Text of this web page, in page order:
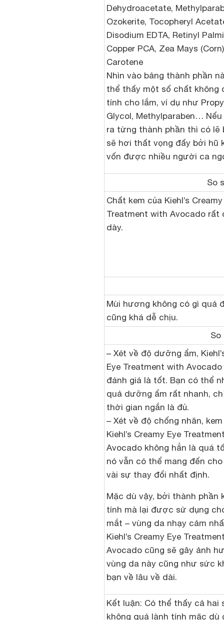
Dehydroacetate,
Ozokerite, Tocopheryl
Disodium EDTA, Retinyl
Copper PCA, Zea Mays
Carotene
Nhìn vào bảng thành phần
thể thấy một số chất không
tính cho lắm, ví dụ như
Glycol, Methylparaben…
ra từng thành phần thì có lẽ
sẽ hơi thất vọng đấy bởi hũ
vốn được nhiều người ca
So
Chất kem của Kiehl’s Creamy
Treatment with Avocado rất
dày.
Mùi hương không có gì quá
cũng khá dễ chịu.
So
– Xét về độ dưỡng ẩm,
Eye Treatment with
đánh giá là tốt. Bạn có thể
quả dưỡng ẩm rất nhanh,
thời gian ngắn là đủ.
– Xét về độ chống nhăn,
Kiehl’s Creamy Eye
Avocado không hẳn là quá
nó vẫn có thể mang đến
vài sự thay đổi nhất định.
Mặc dù vậy, bởi thành phần
tính mà lại được sử dụng
mắt – vùng da nhạy cảm
Kiehl’s Creamy Eye
Avocado cũng sẽ gây ảnh
vùng da này cũng như sức
bạn về lâu về dài.
Kết luận: Có thể thấy cả hai
không quá lành tính mặc dù